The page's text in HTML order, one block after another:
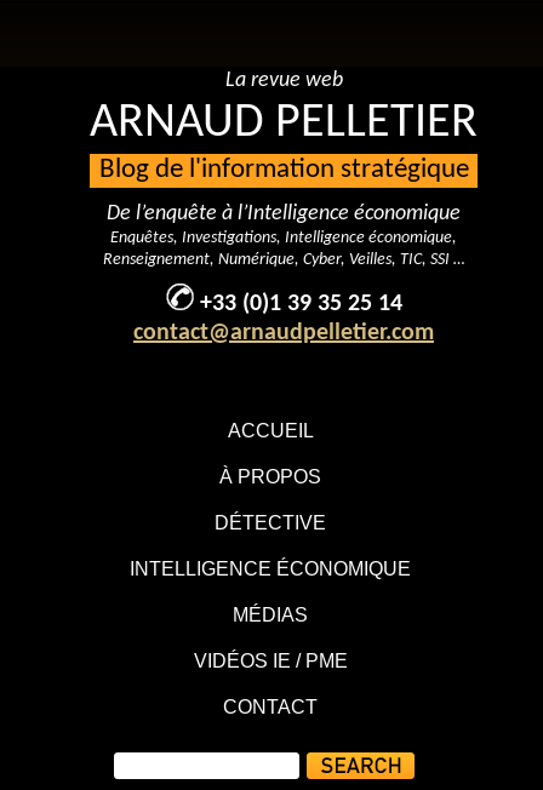
ACCUEIL
À PROPOS
DÉTECTIVE
INTELLIGENCE ÉCONOMIQUE
MÉDIAS
VIDÉOS IE / PME
CONTACT
La revue web
ARNAUD PELLETIER
Blog de l'information stratégique
De l’enquête à l’Intelligence économique
Enquêtes, Investigations, Intelligence économique,
Renseignement, Numérique, Cyber, Veilles, TIC, SSI …
+33 (0)1 39 35 25 14
contact@arnaudpelletier.com